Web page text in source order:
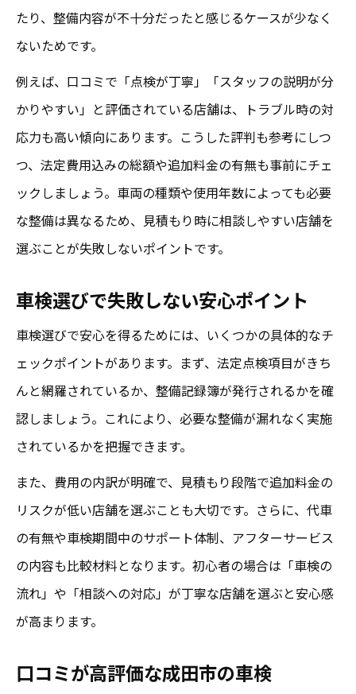
満足度重視の安心車検の選び方
車検を安心して任せるための成田市内チェック
法
安心車検選びで注目すべきポイント
成田市で安心車検を見抜く方法
安心できる車検店か見極める方法
成田市内で評判の安心車検注目点
安心感を重視した成田市の車検選び実践ガイド
安心重視で選びたい車検
納得の品質で選ぶ成田市車検サービスの魅力
品質と安心感で選ぶ車検
口コミが証明する成田市車検の満足度
おすすめ車検サービスの魅力紹介
たり、整備内容が不十分だったと感じるケースが少なく
ないためです。
例えば、口コミで「点検が丁寧」「スタッフの説明が分
かりやすい」と評価されている店舗は、トラブル時の対
応力も高い傾向にあります。こうした評判も参考にしつ
つ、法定費用込みの総額や追加料金の有無も事前にチェ
ックしましょう。車両の種類や使用年数によっても必要
な整備は異なるため、見積もり時に相談しやすい店舗を
選ぶことが失敗しないポイントです。
車検選びで失敗しない安心ポイント
車検選びで安心を得るためには、いくつかの具体的なチ
ェックポイントがあります。まず、法定点検項目がきち
んと網羅されているか、整備記録簿が発行されるかを確
認しましょう。これにより、必要な整備が漏れなく実施
されているかを把握できます。
また、費用の内訳が明確で、見積もり段階で追加料金の
リスクが低い店舗を選ぶことも大切です。さらに、代車
の有無や車検期間中のサポート体制、アフターサービス
の内容も比較材料となります。初心者の場合は「車検の
流れ」や「相談への対応」が丁寧な店舗を選ぶと安心感
が高まります。
口コミが高評価な成田市の車検